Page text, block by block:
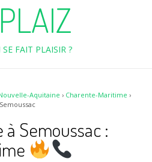
FAIT PLAISIR ?
Aquitaine › Charente-Maritime ›
Semoussac
Semoussac :